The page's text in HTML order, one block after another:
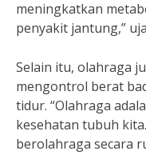
meningkatkan
penyakit jantung,”
Selain itu, olahraga
mengontrol berat
tidur. “Olahraga
kesehatan tubuh
berolahraga secara